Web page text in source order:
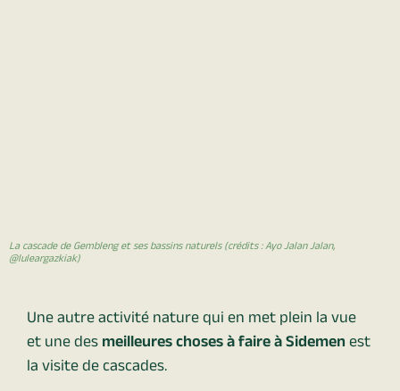
La cascade de Gembleng et ses bassins naturels (crédits : Ayo Jalan Jalan,
@luleargazkiak)
Une autre activité nature qui en met plein la vue
et une desmeilleures choses à faire à Sidemenest
la visite de cascades.